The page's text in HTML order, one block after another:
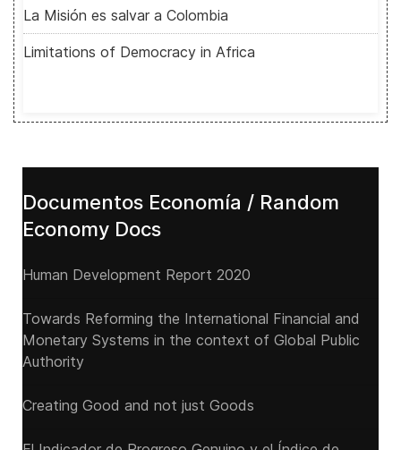
La Misión es salvar a Colombia
Limitations of Democracy in Africa
Documentos Economía / Random
Economy Docs
Human Development Report 2020
Towards Reforming the International Financial and
Monetary Systems in the context of Global Public
Authority
Creating Good and not just Goods